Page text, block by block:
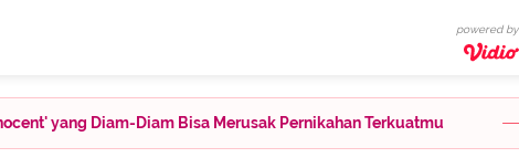
powered by
yang Diam-Diam Bisa Merusak Pernikahan Terkuatmu